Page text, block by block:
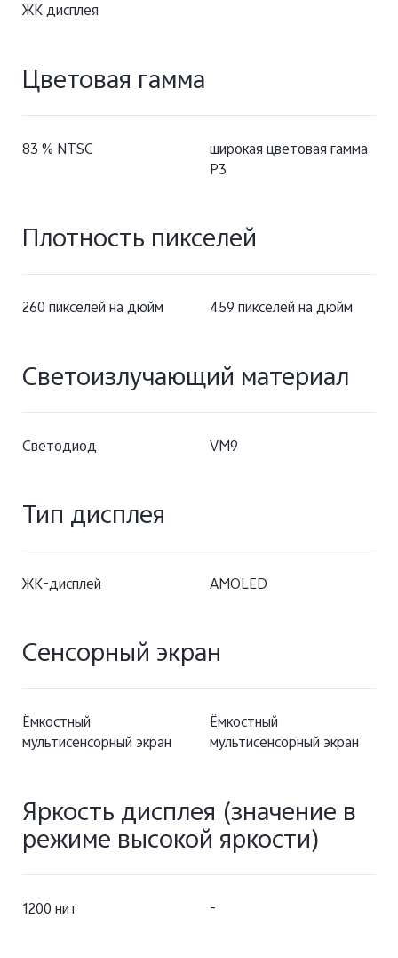
ЖК дисплея
Цветовая гамма
83 % NTSC
широкая цветовая гамма
P3
Плотность пикселей
260 пикселей на дюйм 459 пикселей на дюйм
Светоизлучающий материал
Светодиод VM9
Тип дисплея
ЖК-дисплей AMOLED
Сенсорный экран
Ёмкостный
мультисенсорный экран
Ёмкостный
мультисенсорный экран
Яркость дисплея (значение в
режиме высокой яркости)
1200 нит -